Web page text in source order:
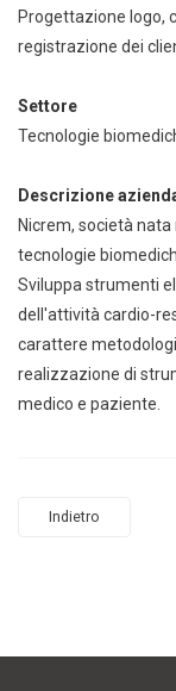
Progettazione logo,
registrazione dei
Settore
Tecnologie
Descrizione
Nicrem, società
tecnologie
Sviluppa strumenti
dell'attività cardio-
carattere
realizzazione di
medico e paziente.
Indietro